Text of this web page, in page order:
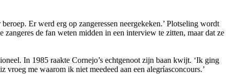
Er werd erg op zangeressen neergekeken.’ Plotseling wordt
de fan weten midden in een interview te zitten, maar dat ze
In 1985 raakte Cornejo’s echtgenoot zijn baan kwijt. ‘Ik ging
me waarom ik niet meedeed aan een alegríasconcours.’